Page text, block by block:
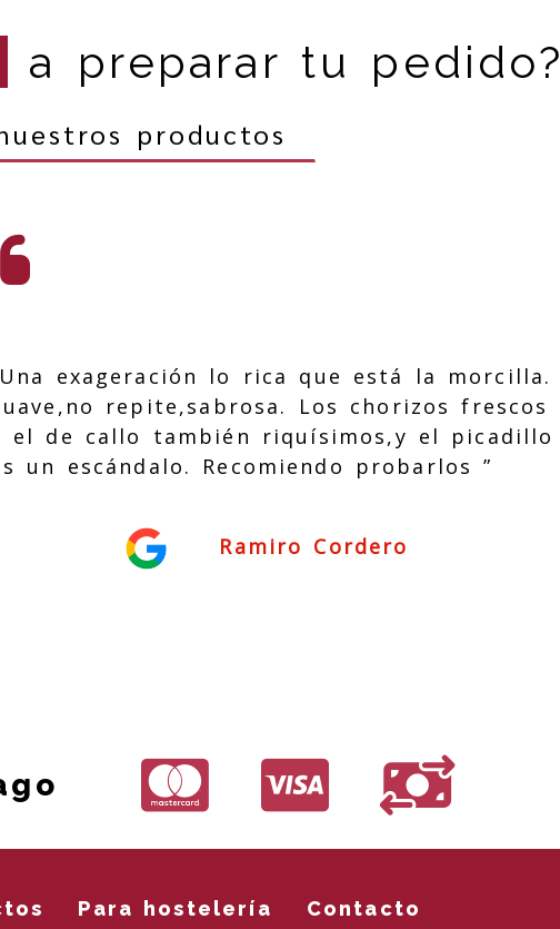
a preparar tu pedido?
productos
exageración lo rica que está la morcilla.
repite,sabrosa. Los chorizos frescos
el de callo también riquísimos,y el picadillo
un escándalo. Recomiendo probarlos ”
Ramiro Cordero
Para hostelería Contacto